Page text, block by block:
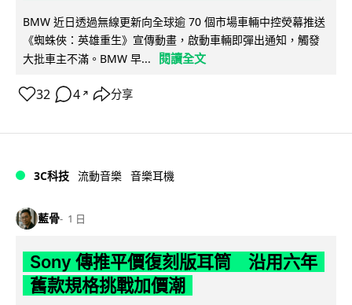
BMW 近日透過無線更新向全球逾 70 個市場車輛中控熒幕推送
《蜘蛛俠：英雄重生》宣傳動畫，啟動車輛即彈出通知，觸發
大批車主不滿。BMW 早...
閱讀全文
32 4 ↗ 分享
3C科技 流動音樂 音樂耳機
藍骨 1 日
Sony 傳推平價復刻版耳筒 沿用六年
舊款規格挑戰加價潮